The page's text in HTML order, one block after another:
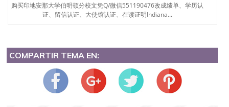
购买印地安那大学伯明顿分校文凭Q/微信551190476改成绩单、学历认
证、留信认证、大使馆认证、在读证明Indiana...
COMPARTIR TEMA EN: